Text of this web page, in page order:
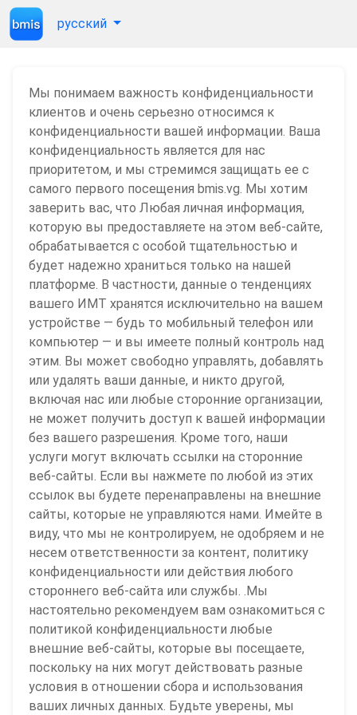
русский
Мы понимаем важность конфиденциальности
клиентов и очень серьезно относимся к
конфиденциальности вашей информации. Ваша
конфиденциальность является для нас
приоритетом, и мы стремимся защищать ее с
самого первого посещения bmis.vg. Мы хотим
заверить вас, что Любая личная информация,
которую вы предоставляете на этом веб-сайте,
обрабатывается с особой тщательностью и
будет надежно храниться только на нашей
платформе. В частности, данные о тенденциях
вашего ИМТ хранятся исключительно на вашем
устройстве — будь то мобильный телефон или
компьютер — и вы имеете полный контроль над
этим. Вы может свободно управлять, добавлять
или удалять ваши данные, и никто другой,
включая нас или любые сторонние организации,
не может получить доступ к вашей информации
без вашего разрешения. Кроме того, наши
услуги могут включать ссылки на сторонние
веб-сайты. Если вы нажмете по любой из этих
ссылок вы будете перенаправлены на внешние
сайты, которые не управляются нами. Имейте в
виду, что мы не контролируем, не одобряем и не
несем ответственности за контент, политику
конфиденциальности или действия любого
стороннего веб-сайта или службы. .Мы
настоятельно рекомендуем вам ознакомиться с
политикой конфиденциальности любые
внешние веб-сайты, которые вы посещаете,
поскольку на них могут действовать разные
условия в отношении сбора и использования
ваших личных данных. Будьте уверены, мы